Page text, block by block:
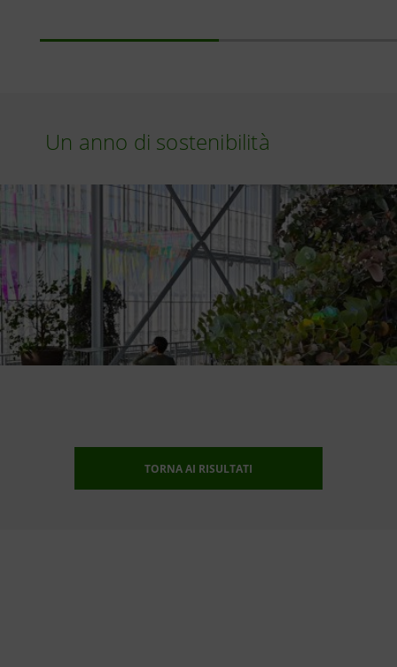
Un anno di sostenibilità
TORNA AI RISULTATI